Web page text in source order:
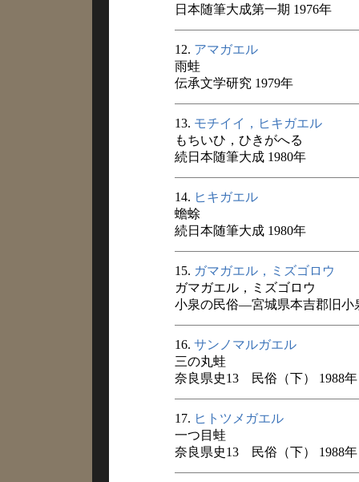
日本随筆大成第一期 1976年
12. アマガエル
雨蛙
伝承文学研究 1979年
13. モチイイ，ヒキガエル
もちいひ，ひきがへる
続日本随筆大成 1980年
14. ヒキガエル
蟾蜍
続日本随筆大成 1980年
15. ガマガエル，ミズゴロウ
ガマガエル，ミズゴロウ
小泉の民俗―宮城県本吉郡旧小
16. サンノマルガエル
三の丸蛙
奈良県史13 民俗（下） 1988年
17. ヒトツメガエル
一つ目蛙
奈良県史13 民俗（下） 1988年